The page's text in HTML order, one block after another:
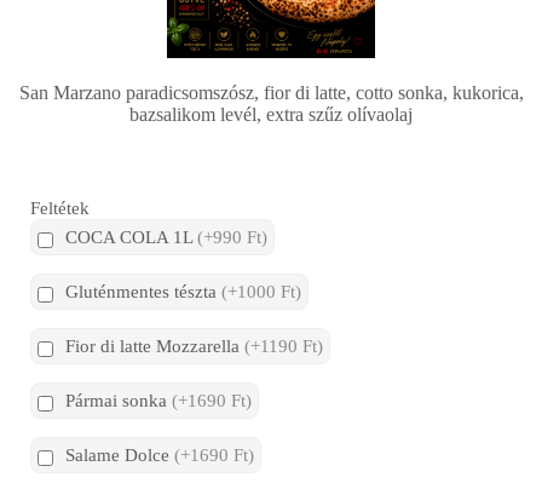
San Marzano paradicsomszósz, fior di latte, cotto sonka, kukorica,
bazsalikom levél, extra szűz olívaolaj
Feltétek
COCA COLA 1L(+990 Ft)
Gluténmentes tészta (+1000 Ft)
Fior di latte Mozzarella (+1190 Ft)
Pármai sonka (+1690 Ft)
Salame Dolce (+1690 Ft)